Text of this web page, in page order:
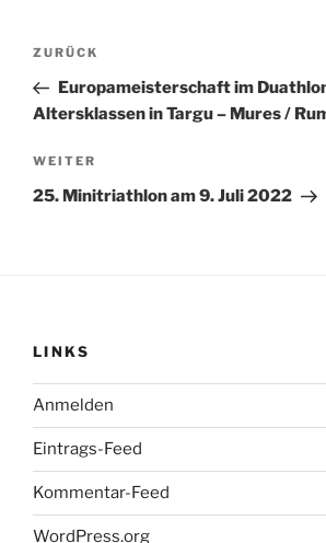
Beitragsnavigation
Vorheriger
Beitrag
ZURÜCK
Europameisterschaft im
Altersklassen in Targu – Mures /
Nächster
Beitrag
WEITER
25. Minitriathlon am 9. Juli 2022
LINKS
Anmelden
Eintrags-Feed
Kommentar-Feed
WordPress.org